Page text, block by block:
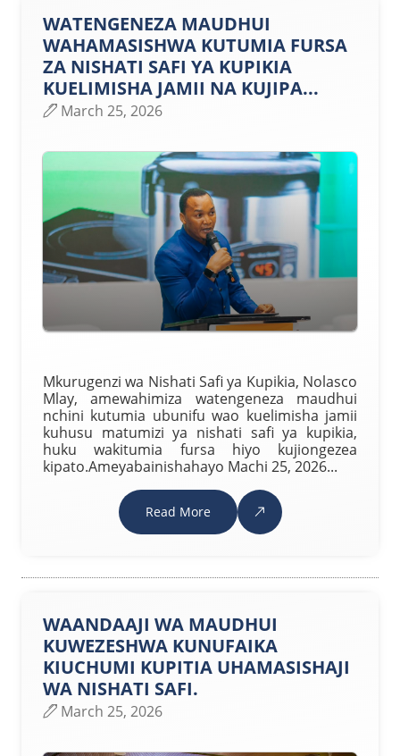
WATENGENEZA MAUDHUI
WAHAMASISHWA KUTUMIA FURSA
ZA NISHATI SAFI YA KUPIKIA
KUELIMISHA JAMII NA KUJIPA...
March 25, 2026
Mkurugenzi wa Nishati Safi ya Kupikia, Nolasco
Mlay, amewahimiza watengeneza maudhui
nchini kutumia ubunifu wao kuelimisha jamii
kuhusu matumizi ya nishati safi ya kupikia,
huku wakitumia fursa hiyo kujiongezea
kipato.Ameyabainishahayo Machi 25, 2026...
Read More
WAANDAAJI WA MAUDHUI
KUWEZESHWA KUNUFAIKA
KIUCHUMI KUPITIA UHAMASISHAJI
WA NISHATI SAFI.
March 25, 2026